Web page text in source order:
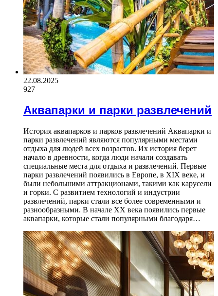
22.08.2025
927
Аквапарки и парки развлечений
История аквапарков и парков развлечений Аквапарки и
парки развлечений являются популярными местами
отдыха для людей всех возрастов. Их история берет
начало в древности, когда люди начали создавать
специальные места для отдыха и развлечений. Первые
парки развлечений появились в Европе, в XIX веке, и
были небольшими аттракционами, такими как карусели
и горки. С развитием технологий и индустрии
развлечений, парки стали все более современными и
разнообразными. В начале XX века появились первые
аквапарки, которые стали популярными благодаря…